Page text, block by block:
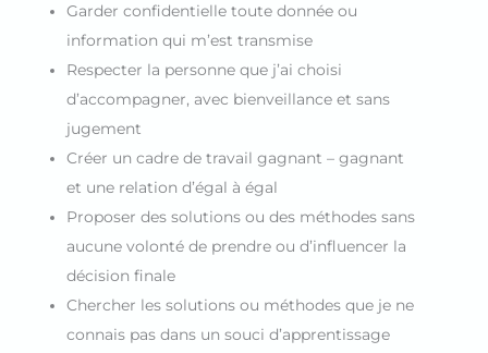
Garder confidentielle toute donnée ou
information qui m’est transmise
Respecter la personne que j’ai choisi
d’accompagner, avec bienveillance et sans
jugement
Créer un cadre de travail gagnant – gagnant
et une relation d’égal à égal
Proposer des solutions ou des méthodes sans
aucune volonté de prendre ou d’influencer la
décision finale
Chercher les solutions ou méthodes que je ne
connais pas dans un souci d’apprentissage